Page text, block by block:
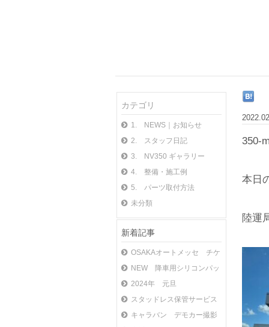
350-
本日
陸運
カテゴリ
1. NEWS｜お知らせ
2. スタッフ日記
3. NV350 ギャラリー
4. 整備・施工例
5. パーツ取付方法
未分類
新着記事
OSAKAオートメッセ チケット
NEW 降車用シリコンパッド
2024年 元旦
スタッドレス保管サービス
キャラバン デモカー撮影